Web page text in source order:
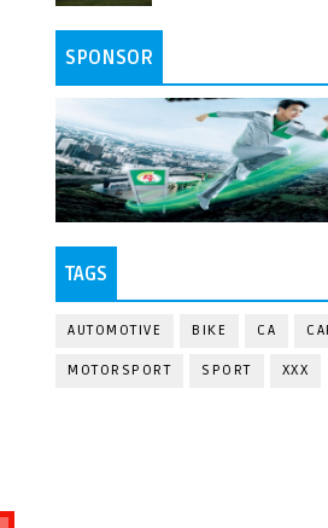
SPONSOR
TAGS
AUTOMOTIVE BIKE CA
MOTORSPORT SPORT XXX